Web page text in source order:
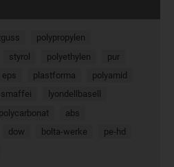
polypropylen
styrol polyethylen
pur
eps plastforma
polyamid
lyondellbasell
polycarbonat
abs
dow bolta-werke
pe-hd